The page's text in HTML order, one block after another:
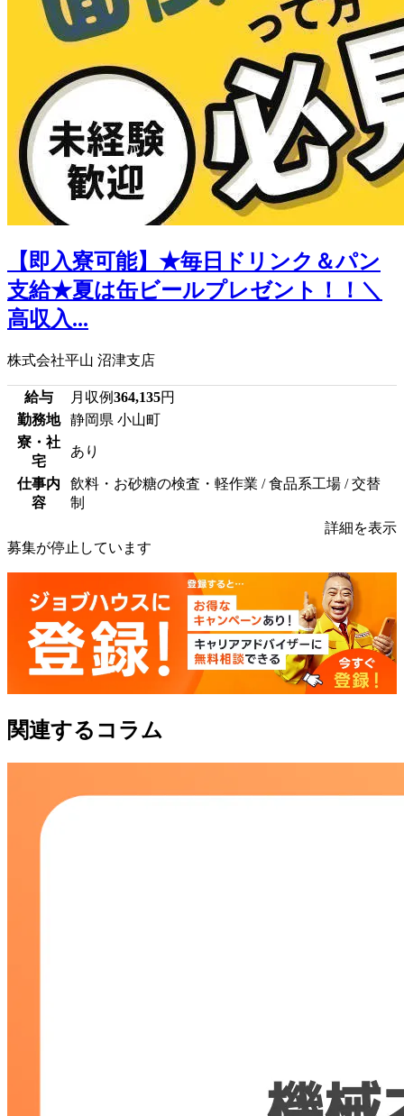
【即入寮可能】★毎日ドリンク＆パン
支給★夏は缶ビールプレゼント！！＼
高収入...
株式会社平山 沼津支店
給与 月収例364,135円
勤務地
静岡県 小山町
寮・社
宅
あり
仕事内
容
飲料・お砂糖の検査・軽作業 / 食品系工場 / 交替
制
詳細を表示
募集が停止しています
関連するコラム